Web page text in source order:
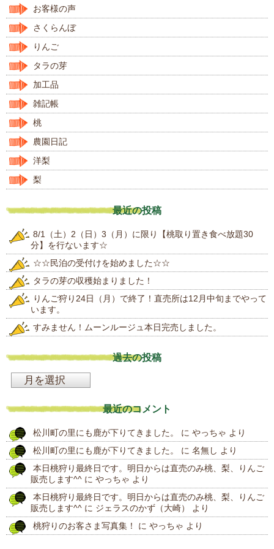
お客様の声
さくらんぼ
りんご
タラの芽
加工品
雑記帳
桃
農園日記
洋梨
梨
最近の投稿
8/1（土）2（日）3（月）に限り【桃取り置き食べ放題30
分】を行ないます☆
☆☆民泊の受付けを始めました☆☆
タラの芽の収穫始まりました！
りんご狩り24日（月）で終了！直売所は12月中旬までやって
います。
すみません！ムーンルージュ本日完売しました。
過去の投稿
投
稿
最近のコメント
松川町の里にも鹿が下りてきました。 に やっちゃ より
松川町の里にも鹿が下りてきました。
に 名無し より
本日桃狩り最終日です。明日からは直売のみ桃、梨、りんご
販売します^^ に やっちゃ より
本日桃狩り最終日です。明日からは直売のみ桃、梨、りんご
販売します^^ に ジェラスのかず（大崎）
より
桃狩りのお客さま写真集！
に やっちゃ より